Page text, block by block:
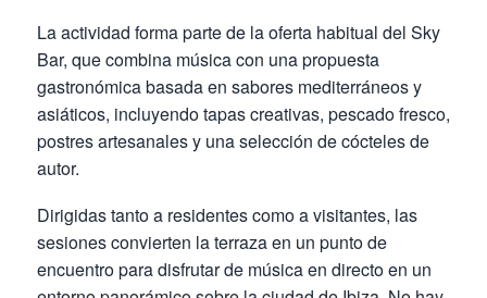
La actividad forma parte de la oferta habitual del Sky
Bar, que combina música con una propuesta
gastronómica basada en sabores mediterráneos y
asiáticos, incluyendo tapas creativas, pescado fresco,
postres artesanales y una selección de cócteles de
autor.
Dirigidas tanto a residentes como a visitantes, las
sesiones convierten la terraza en un punto de
encuentro para disfrutar de música en directo en un